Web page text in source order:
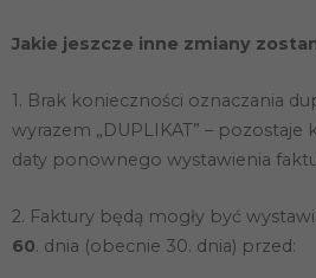
Jakie jeszcze inne zmiany
1. Brak konieczności oznaczania
wyrazem „DUPLIKAT” – pozostaje
daty ponownego wystawienia
2. Faktury będą mogły być
60. dnia (obecnie 30. dnia) przed:
i